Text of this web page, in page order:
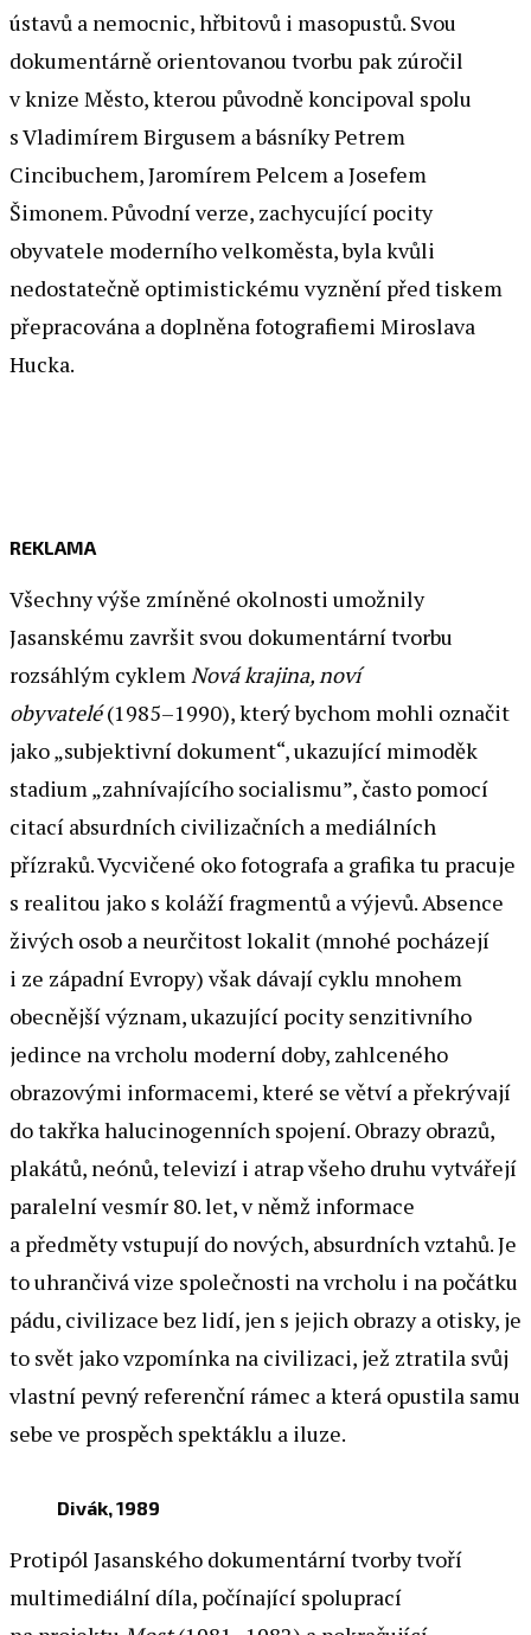
ústavů a nemocnic, hřbitovů i masopustů. Svou
dokumentárně orientovanou tvorbu pak zúročil
v knize Město, kterou původně koncipoval spolu
s Vladimírem Birgusem a básníky Petrem
Cincibuchem, Jaromírem Pelcem a Josefem
Šimonem. Původní verze, zachycující pocity
obyvatele moderního velkoměsta, byla kvůli
nedostatečně optimistickému vyznění před tiskem
přepracována a doplněna fotografiemi Miroslava
Hucka.
REKLAMA
Všechny výše zmíněné okolnosti umožnily
Jasanskému završit svou dokumentární tvorbu
rozsáhlým cyklemNová krajina, noví
obyvatelé(1985–1990), který bychom mohli označit
jako „subjektivní dokument“, ukazující mimoděk
stadium „zahnívajícího socialismu”, často pomocí
citací absurdních civilizačních a mediálních
přízraků. Vycvičené oko fotografa a grafika tu pracuje
s realitou jako s koláží fragmentů a výjevů. Absence
živých osob a neurčitost lokalit (mnohé pocházejí
i ze západní Evropy) však dávají cyklu mnohem
obecnější význam, ukazující pocity senzitivního
jedince na vrcholu moderní doby, zahlceného
obrazovými informacemi, které se větví a překrývají
do takřka halucinogenních spojení. Obrazy obrazů,
plakátů, neónů, televizí i atrap všeho druhu vytvářejí
paralelní vesmír 80. let, v němž informace
a předměty vstupují do nových, absurdních vztahů. Je
to uhrančivá vize společnosti na vrcholu i na počátku
pádu, civilizace bez lidí, jen s jejich obrazy a otisky, je
to svět jako vzpomínka na civilizaci, jež ztratila svůj
vlastní pevný referenční rámec a která opustila samu
sebe ve prospěch spektáklu a iluze.
Divák, 1989
Protipól Jasanského dokumentární tvorby tvoří
multimediální díla, počínající spoluprací